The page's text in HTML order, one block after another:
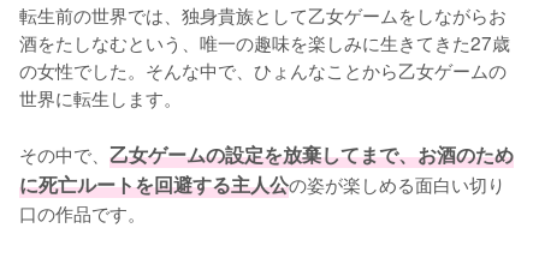
転生前の世界では、独身貴族として乙女ゲームをしながらお
酒をたしなむという、唯一の趣味を楽しみに生きてきた27歳
の女性でした。そんな中で、ひょんなことから乙女ゲームの
世界に転生します。
その中で、 乙女ゲームの設定を放棄してまで、お酒のため
に死亡ルートを回避する主人公の姿が楽しめる面白い切り
口の作品です。